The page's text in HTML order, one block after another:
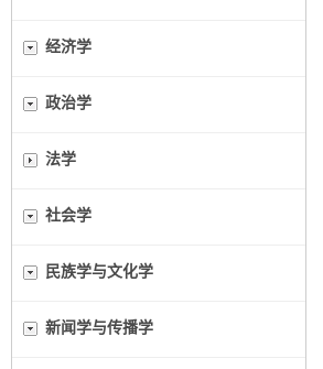
经济学
政治学
法学
社会学
民族学与文化学
新闻学与传播学